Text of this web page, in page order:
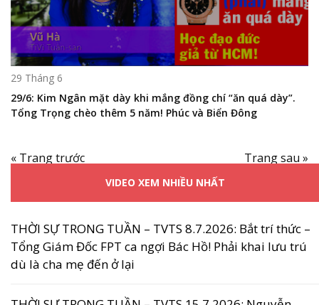
29 Tháng 6
29/6: Kim Ngân mặt dày khi mắng đồng chí “ăn quá dày”.
Tổng Trọng chèo thêm 5 năm! Phúc và Biển Đông
« Trang trước Trang sau »
VIDEO XEM NHIỀU NHẤT
THỜI SỰ TRONG TUẦN – TVTS 8.7.2026: Bắt trí thức –
Tổng Giám Đốc FPT ca ngợi Bác Hồ! Phải khai lưu trú
dù là cha mẹ đến ở lại